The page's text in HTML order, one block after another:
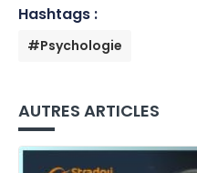
Hashtags :
#Psychologie
AUTRES ARTICLES